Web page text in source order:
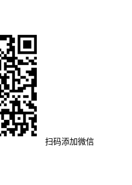
扫码添加微信